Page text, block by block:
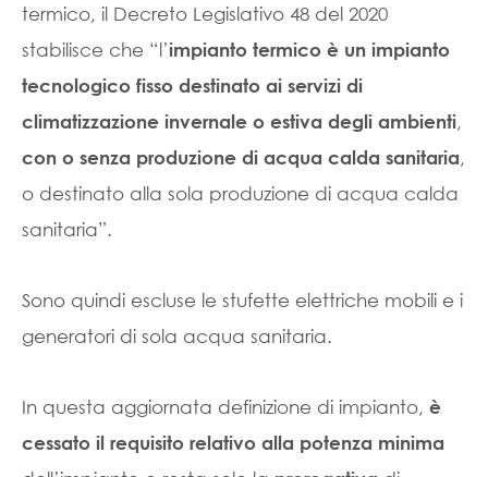
termico, il Decreto Legislativo 48 del 2020
stabilisce che “l’impianto termico è un impianto
tecnologico fisso destinato ai servizi di
climatizzazione invernale o estiva degli ambienti,
con o senza produzione di acqua calda sanitaria,
o destinato alla sola produzione di acqua calda
sanitaria”.
Sono quindi escluse le stufette elettriche mobili e i
generatori di sola acqua sanitaria.
In questa aggiornata definizione di impianto, è
cessato il requisito relativo alla potenza minima